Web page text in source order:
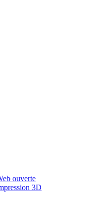
ouverte
3D